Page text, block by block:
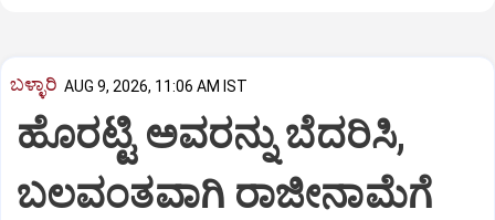
ಬಳ್ಳಾರಿ AUG 9, 2026, 11:06 AM IST
ಹೊರಟ್ಟಿ ಅವರನ್ನು ಬೆದರಿಸಿ,
ಬಲವಂತವಾಗಿ ರಾಜೀನಾಮೆಗೆ